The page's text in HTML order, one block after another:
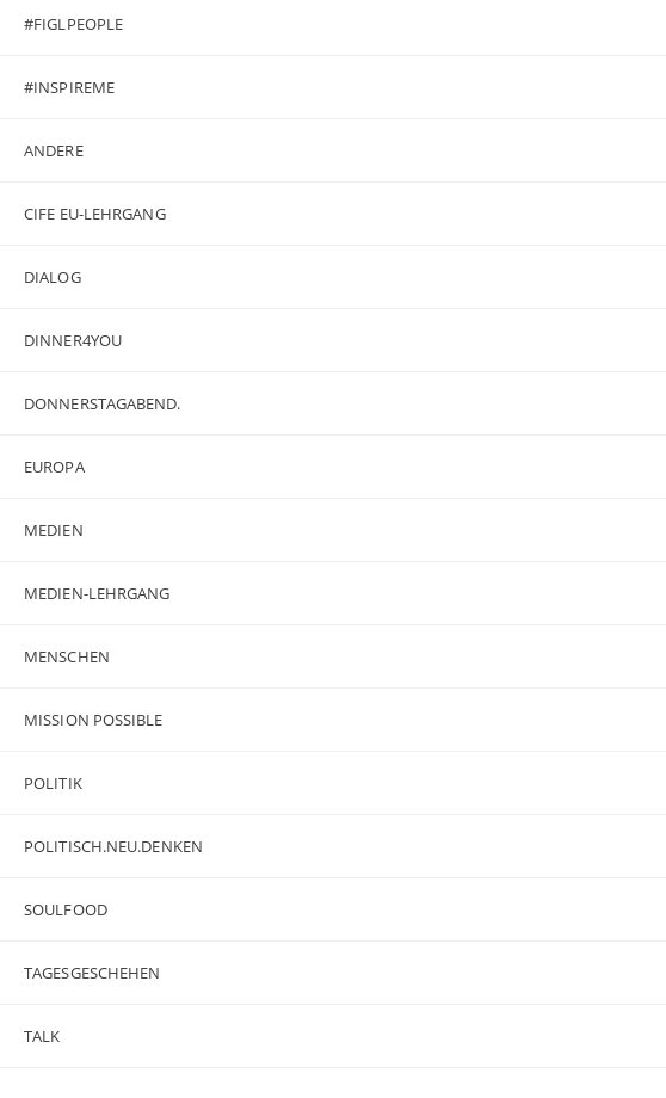
#FIGLPEOPLE
#INSPIREME
ANDERE
CIFE EU-LEHRGANG
DIALOG
DINNER4YOU
DONNERSTAGABEND.
EUROPA
MEDIEN
MEDIEN-LEHRGANG
MENSCHEN
MISSION POSSIBLE
POLITIK
POLITISCH.NEU.DENKEN
SOULFOOD
TAGESGESCHEHEN
TALK